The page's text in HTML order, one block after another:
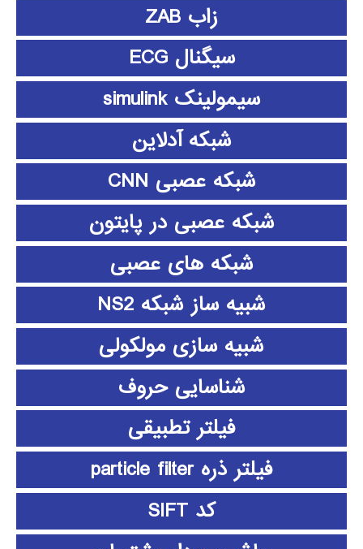
زاب ZAB
سیگنال ECG
سیمولینک simulink
شبکه آدلاین
شبکه عصبی CNN
شبکه عصبی در پایتون
شبکه های عصبی
شبیه ساز شبکه NS2
شبیه سازی مولکولی
شناسایی حروف
فیلتر تطبیقی
فیلتر ذره particle filter
کد SIFT